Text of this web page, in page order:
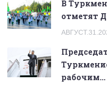
В
отметят
рабочим...